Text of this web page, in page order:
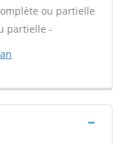
ou partielle
partielle -